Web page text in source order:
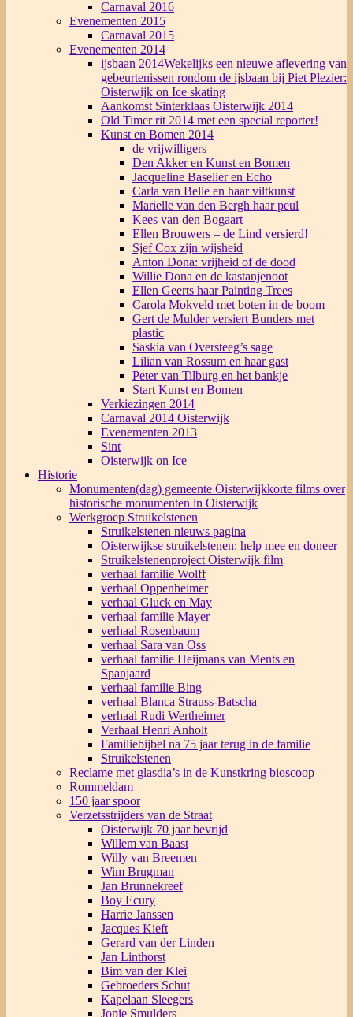
Carnaval 2016
Evenementen 2015
Carnaval 2015
Evenementen 2014
ijsbaan 2014Wekelijks een nieuwe aflevering van
gebeurtenissen rondom de ijsbaan bij Piet Plezier:
Oisterwijk on Ice skating
Aankomst Sinterklaas Oisterwijk 2014
Old Timer rit 2014 met een special reporter!
Kunst en Bomen 2014
de vrijwilligers
Den Akker en Kunst en Bomen
Jacqueline Baselier en Echo
Carla van Belle en haar viltkunst
Marielle van den Bergh haar peul
Kees van den Bogaart
Ellen Brouwers – de Lind versierd!
Sjef Cox zijn wijsheid
Anton Dona: vrijheid of de dood
Willie Dona en de kastanjenoot
Ellen Geerts haar Painting Trees
Carola Mokveld met boten in de boom
Gert de Mulder versiert Bunders met
plastic
Saskia van Oversteeg’s sage
Lilian van Rossum en haar gast
Peter van Tilburg en het bankje
Start Kunst en Bomen
Verkiezingen 2014
Carnaval 2014 Oisterwijk
Evenementen 2013
Sint
Oisterwijk on Ice
Historie
Monumenten(dag) gemeente Oisterwijkkorte films over
historische monumenten in Oisterwijk
Werkgroep Struikelstenen
Struikelstenen nieuws pagina
Oisterwijkse struikelstenen: help mee en doneer
Struikelstenenproject Oisterwijk film
verhaal familie Wolff
verhaal Oppenheimer
verhaal Gluck en May
verhaal familie Mayer
verhaal Rosenbaum
verhaal Sara van Oss
verhaal familie Heijmans van Ments en
Spanjaard
verhaal familie Bing
verhaal Blanca Strauss-Batscha
verhaal Rudi Wertheimer
Verhaal Henri Anholt
Familiebijbel na 75 jaar terug in de familie
Struikelstenen
Reclame met glasdia’s in de Kunstkring bioscoop
Rommeldam
150 jaar spoor
Verzetsstrijders van de Straat
Oisterwijk 70 jaar bevrijd
Willem van Baast
Willy van Breemen
Wim Brugman
Jan Brunnekreef
Boy Ecury
Harrie Janssen
Jacques Kieft
Gerard van der Linden
Jan Linthorst
Bim van der Klei
Gebroeders Schut
Kapelaan Sleegers
Jopie Smulders